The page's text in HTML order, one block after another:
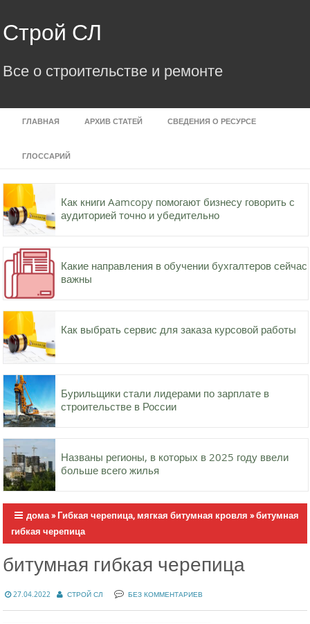
to
content
Строй СЛ
Все о строительстве и ремонте
ГЛАВНАЯ АРХИВ СТАТЕЙ СВЕДЕНИЯ О РЕСУРСЕ
ГЛОССАРИЙ
Как книги Aamcopy помогают бизнесу говорить с
аудиторией точно и убедительно
Какие направления в обучении бухгалтеров сейчас
важны
Как выбрать сервис для заказа курсовой работы
Бурильщики стали лидерами по зарплате в
строительстве в России
Названы регионы, в которых в 2025 году ввели
больше всего жилья
дома»Гибкая черепица, мягкая битумная кровля »битумная
гибкая черепица
битумная гибкая черепица
27.04.2022 СТРОЙ СЛ БЕЗ КОММЕНТАРИЕВ